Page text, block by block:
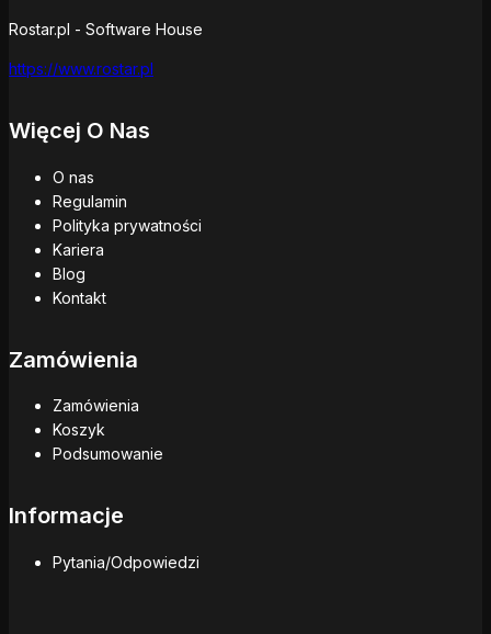
Rostar.pl - Software House
https://www.rostar.pl
Więcej O Nas
O nas
Regulamin
Polityka prywatności
Kariera
Blog
Kontakt
Zamówienia
Zamówienia
Koszyk
Podsumowanie
Informacje
Pytania/Odpowiedzi